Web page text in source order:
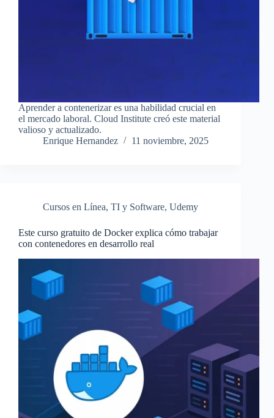
Aprender a contenerizar es una habilidad crucial en
el mercado laboral. Cloud Institute creó este material
valioso y actualizado.
Enrique Hernandez
11 noviembre, 2025
Cursos en Línea, TI y Software, Udemy
Este curso gratuito de Docker explica cómo trabajar
con contenedores en desarrollo real